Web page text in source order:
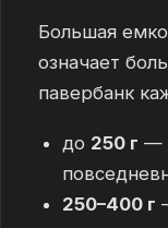
Большая
означает
павербанк
до 250 г —
250–400 г